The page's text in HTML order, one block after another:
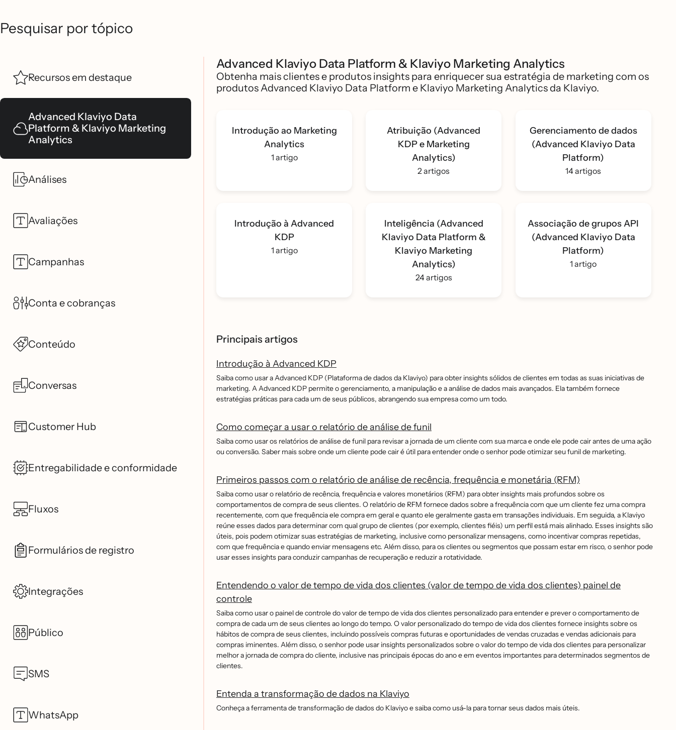
Pesquisar por tópico
Recursos em destaque
Advanced Klaviyo Data
Platform & Klaviyo Marketing
Analytics
Análises
Avaliações
Campanhas
Conta e cobranças
Conteúdo
Conversas
Customer Hub
Entregabilidade e conformidade
Fluxos
Formulários de registro
Integrações
Público
SMS
WhatsApp
Advanced Klaviyo Data Platform & Klaviyo Marketing Analytics
Obtenha mais clientes e produtos insights para enriquecer sua estratégia de marketing com os
produtos Advanced Klaviyo Data Platform e Klaviyo Marketing Analytics da Klaviyo.
Introdução ao Marketing
Analytics
1 artigo
Atribuição (Advanced
KDP e Marketing
Analytics)
2 artigos
Gerenciamento de dados
(Advanced Klaviyo Data
Platform)
14 artigos
Introdução à Advanced
KDP
1 artigo
Inteligência (Advanced
Klaviyo Data Platform &
Klaviyo Marketing
Analytics)
24 artigos
Associação de grupos API
(Advanced Klaviyo Data
Platform)
1 artigo
Principais artigos
Introdução à Advanced KDP
Saiba como usar a Advanced KDP (Plataforma de dados da Klaviyo) para obter insights sólidos de clientes em todas as suas iniciativas de
marketing. A Advanced KDP permite o gerenciamento, a manipulação e a análise de dados mais avançados. Ela também fornece
estratégias práticas para cada um de seus públicos, abrangendo sua empresa como um todo.
Como começar a usar o relatório de análise de funil
Saiba como usar os relatórios de análise de funil para revisar a jornada de um cliente com sua marca e onde ele pode cair antes de uma ação
ou conversão. Saber mais sobre onde um cliente pode cair é útil para entender onde o senhor pode otimizar seu funil de marketing.
Primeiros passos com o relatório de análise de recência, frequência e monetária (RFM)
Saiba como usar o relatório de recência, frequência e valores monetários (RFM) para obter insights mais profundos sobre os
comportamentos de compra de seus clientes. O relatório de RFM fornece dados sobre a frequência com que um cliente fez uma compra
recentemente, com que frequência ele compra em geral e quanto ele geralmente gasta em transações individuais. Em seguida, a Klaviyo
reúne esses dados para determinar com qual grupo de clientes (por exemplo, clientes fiéis) um perfil está mais alinhado. Esses insights são
úteis, pois podem otimizar suas estratégias de marketing, inclusive como personalizar mensagens, como incentivar compras repetidas,
com que frequência e quando enviar mensagens etc. Além disso, para os clientes ou segmentos que possam estar em risco, o senhor pode
usar esses insights para conduzir campanhas de recuperação e reduzir a rotatividade.
Entendendo o valor de tempo de vida dos clientes (valor de tempo de vida dos clientes) painel de
controle
Saiba como usar o painel de controle do valor de tempo de vida dos clientes personalizado para entender e prever o comportamento de
compra de cada um de seus clientes ao longo do tempo. O valor personalizado do tempo de vida dos clientes fornece insights sobre os
hábitos de compra de seus clientes, incluindo possíveis compras futuras e oportunidades de vendas cruzadas e vendas adicionais para
compras iminentes. Além disso, o senhor pode usar insights personalizados sobre o valor do tempo de vida dos clientes para personalizar
melhor a jornada de compra do cliente, inclusive nas principais épocas do ano e em eventos importantes para determinados segmentos de
clientes.
Entenda a transformação de dados na Klaviyo
Conheça a ferramenta de transformação de dados do Klaviyo e saiba como usá-la para tornar seus dados mais úteis.